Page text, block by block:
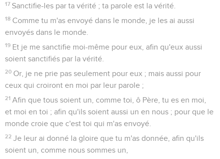
17 Sanctifie-les par ta vérité ; ta parole est la vérité.
18 Comme tu m'as envoyé dans le monde, je les ai aussi
envoyés dans le monde.
19 Et je me sanctifie moi-même pour eux, afin qu'eux aussi
soient sanctifiés par la vérité.
20 Or, je ne prie pas seulement pour eux ; mais aussi pour
ceux qui croiront en moi par leur parole ;
21 Afin que tous soient un, comme toi, ô Père, tu es en moi,
et moi en toi ; afin qu'ils soient aussi un en nous ; pour que le
monde croie que c'est toi qui m'as envoyé.
22 Je leur ai donné la gloire que tu m'as donnée, afin qu'ils
soient un, comme nous sommes un,